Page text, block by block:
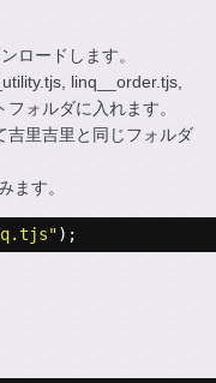
ロードします。
linq__order.tjs,
ォルダに入れます。
吉里吉里と同じフォルダ
ます。
);